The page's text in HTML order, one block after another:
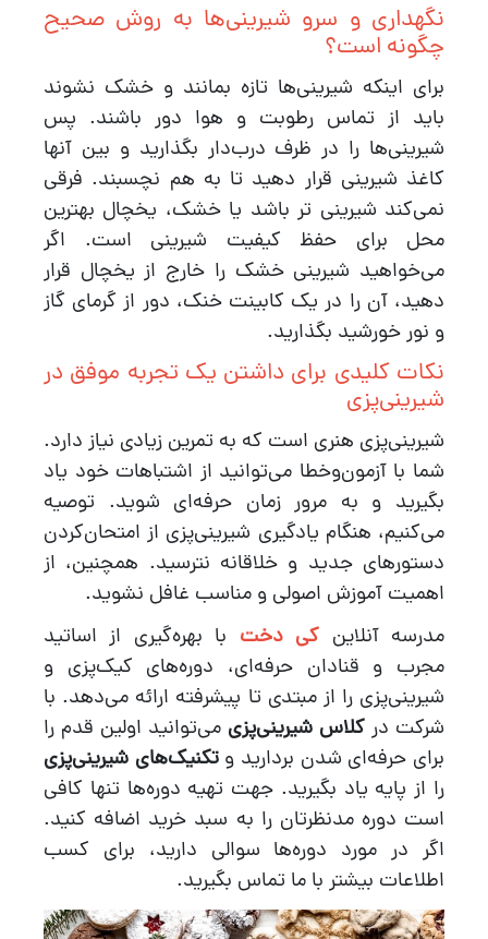
نگهداری و سرو شیرینی‌ها به روش صحیح
چگونه است؟
برای اینکه شیرینی‌ها تازه بمانند و خشک نشوند
باید از تماس رطوبت و هوا دور باشند. پس
شیرینی‌ها را در ظرف درب‌دار بگذارید و بین آنها
کاغذ شیرینی قرار دهید تا به هم نچسبند. فرقی
نمی‌کند شیرینی تر باشد یا خشک، یخچال بهترین
محل برای حفظ کیفیت شیرینی است. اگر
می‌خواهید شیرینی خشک را خارج از یخچال قرار
دهید، آن را در یک کابینت خنک، دور از گرمای گاز
و نور خورشید بگذارید.
نکات کلیدی برای داشتن یک تجربه موفق در
شیرینی‌پزی
شیرینی‌پزی هنری است که به تمرین زیادی نیاز دارد.
شما با آزمون‌وخطا می‌توانید از اشتباهات خود یاد
بگیرید و به مرور زمان حرفه‌ای شوید. توصیه
می‌کنیم، هنگام یادگیری شیرینی‌پزی از امتحان‌کردن
دستورهای جدید و خلاقانه نترسید. همچنین، از
اهمیت آموزش اصولی و مناسب غافل نشوید.
مدرسه آنلاین کی دخت با بهره‌گیری از اساتید
مجرب و قنادان حرفه‌ای، دوره‌های کیک‌پزی و
شیرینی‌پزی را از مبتدی تا پیشرفته ارائه می‌دهد. با
شرکت در کلاس شیرینی‌پزی می‌توانید اولین قدم را
برای حرفه‌ای شدن بردارید وتکنیک‌های شیرینی‌پزی
را از پایه یاد بگیرید. جهت تهیه دوره‌ها تنها کافی
است دوره مدنظرتان را به سبد خرید اضافه کنید.
اگر در مورد دوره‌ها سوالی دارید، برای کسب
اطلاعات بیشتر با ما تماس بگیرید.